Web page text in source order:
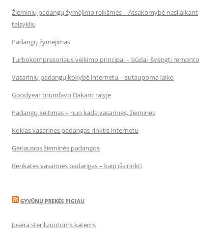
Žieminių padangų žymėjimo reikšmės – Atsakomybė nesilaikant
taisyklių
Padangų žymėjimas
Turbokompresoriaus veikimo principai – būdai išvengti remonto
Vasarinių padangų kokybė internetu – sutaupoma laiko
Goodyear triumfavo Dakaro ralyje
Padangų keitimas – nuo kada vasarinės, žieminės
Kokias vasarines padangas rinktis internetu
Geriausios žieminės padangos
Renkatės vasarines padangas – kaip išsirinkti
GYVŪNŲ PREKĖS PIGIAU
Josera sterilizuotoms katėms